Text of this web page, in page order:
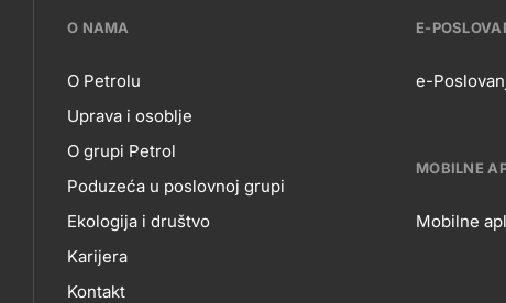
???
petrol-
skupno.footer-
title???
O NAMA
O
NAMA
O Petrolu
Uprava i osoblje
O grupi Petrol
Poduzeća u poslovnoj grupi
Ekologija i društvo
Karijera
Kontakt
E-
E-
e-
MOBILNE
Mobilne